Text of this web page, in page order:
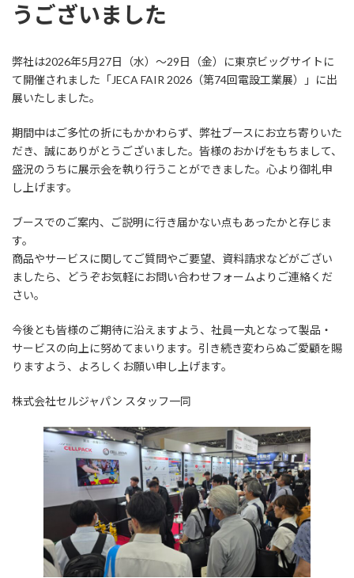
うございました
弊社は2026年5月27日（水）～29日（金）に東京ビッグサイトに
て開催されました「JECA FAIR 2026（第74回電設工業展）」に出
展いたしました。
期間中はご多忙の折にもかかわらず、弊社ブースにお立ち寄りいた
だき、誠にありがとうございました。皆様のおかげをもちまして、
盛況のうちに展示会を執り行うことができました。心より御礼申
し上げます。
ブースでのご案内、ご説明に行き届かない点もあったかと存じま
す。
商品やサービスに関してご質問やご要望、資料請求などがござい
ましたら、どうぞお気軽にお問い合わせフォームよりご連絡くだ
さい。
今後とも皆様のご期待に沿えますよう、社員一丸となって製品・
サービスの向上に努めてまいります。引き続き変わらぬご愛顧を賜
りますよう、よろしくお願い申し上げます。
株式会社セルジャパン スタッフ一同